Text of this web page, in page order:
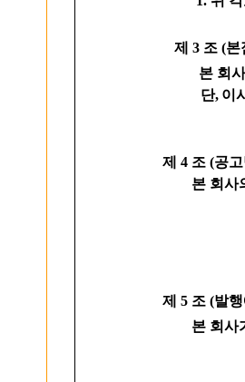
제 3 조 (
본 회사는
단, 이사
제 4 조 (공
본 회사의
제 5 조 (발
본 회사가